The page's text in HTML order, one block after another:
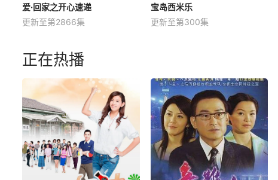
爱·回家之开心速递
更新至第2866集
宝岛西米乐
更新至第300集
正在热播